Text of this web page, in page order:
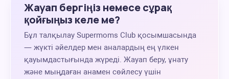
Жауап бергіңіз немесе сұрақ
қойғыңыз келе ме?
Бұл талқылау Supermoms Club қосымшасында
— жүкті әйелдер мен аналардың ең үлкен
қауымдастығында жүреді. Жауап беру, ұнату
және мыңдаған анамен сөйлесу үшін